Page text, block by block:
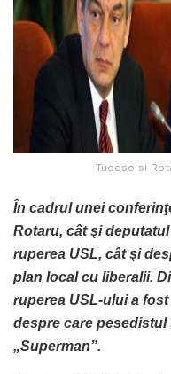
Tudose si
În cadrul unei
Rotaru, cât şi
ruperea USL, cât şi
plan local cu liberalii.
ruperea USL-ului a
despre care pesedistul
„Superman”.